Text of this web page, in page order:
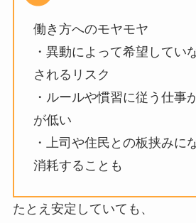
働き方へのモヤモヤ
・異動によって希望してい
されるリスク
・ルールや慣習に従う仕事
が低い
・上司や住民との板挟みに
消耗することも
たとえ安定していても、